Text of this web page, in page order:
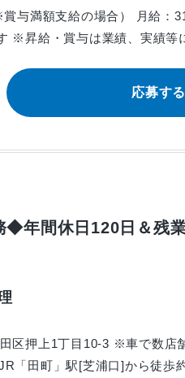
与満額支給の場合） 月給：
※昇給・賞与は業績、実績
応募する
◆年間休日120日＆残
区押上1丁目10-3 ※車で数店
「田町」駅[芝浦口]から徒歩